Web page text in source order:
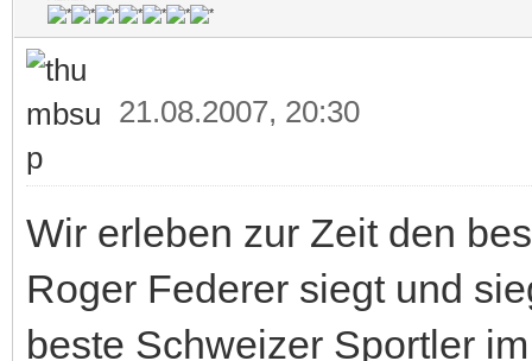
21.08.2007, 20:30
Wir erleben zur Zeit den
Roger Federer siegt und
beste Schweizer Sportler